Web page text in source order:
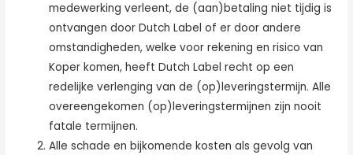
medewerking verleent, de (aan)betaling niet tijdig is
ontvangen door Dutch Label of er door andere
omstandigheden, welke voor rekening en risico van
Koper komen, heeft Dutch Label recht op een
redelijke verlenging van de (op)leveringstermijn. Alle
overeengekomen (op)leveringstermijnen zijn nooit
fatale termijnen.
Alle schade en bijkomende kosten als gevolg van